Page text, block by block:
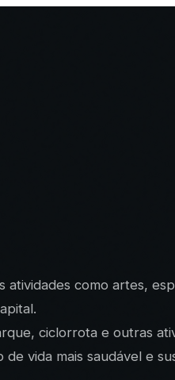
atividades como artes,
ciclorrota e outras
vida mais saudável e